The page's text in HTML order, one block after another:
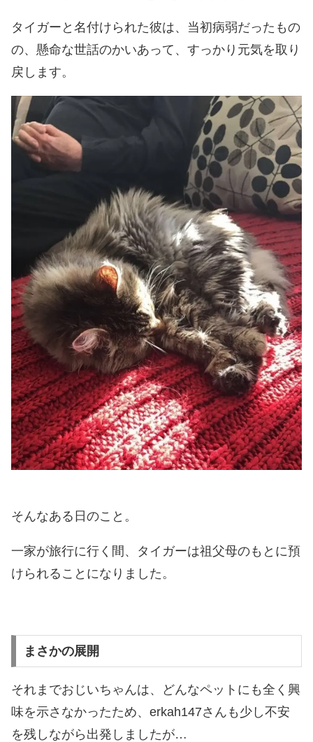
タイガーと名付けられた彼は、当初病弱だったもの
の、懸命な世話のかいあって、すっかり元気を取り
戻します。
そんなある日のこと。
一家が旅行に行く間、タイガーは祖父母のもとに預
けられることになりました。
まさかの展開
それまでおじいちゃんは、どんなペットにも全く興
味を示さなかったため、erkah147さんも少し不安
を残しながら出発しましたが…